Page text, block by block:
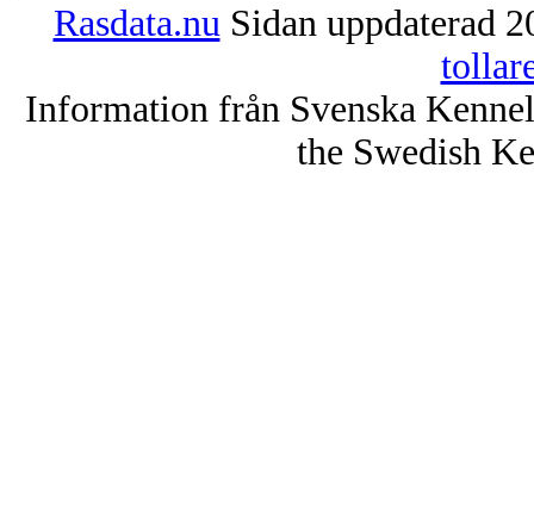
Rasdata.nu Sidan uppdaterad
Information från Svenska
the Swedish